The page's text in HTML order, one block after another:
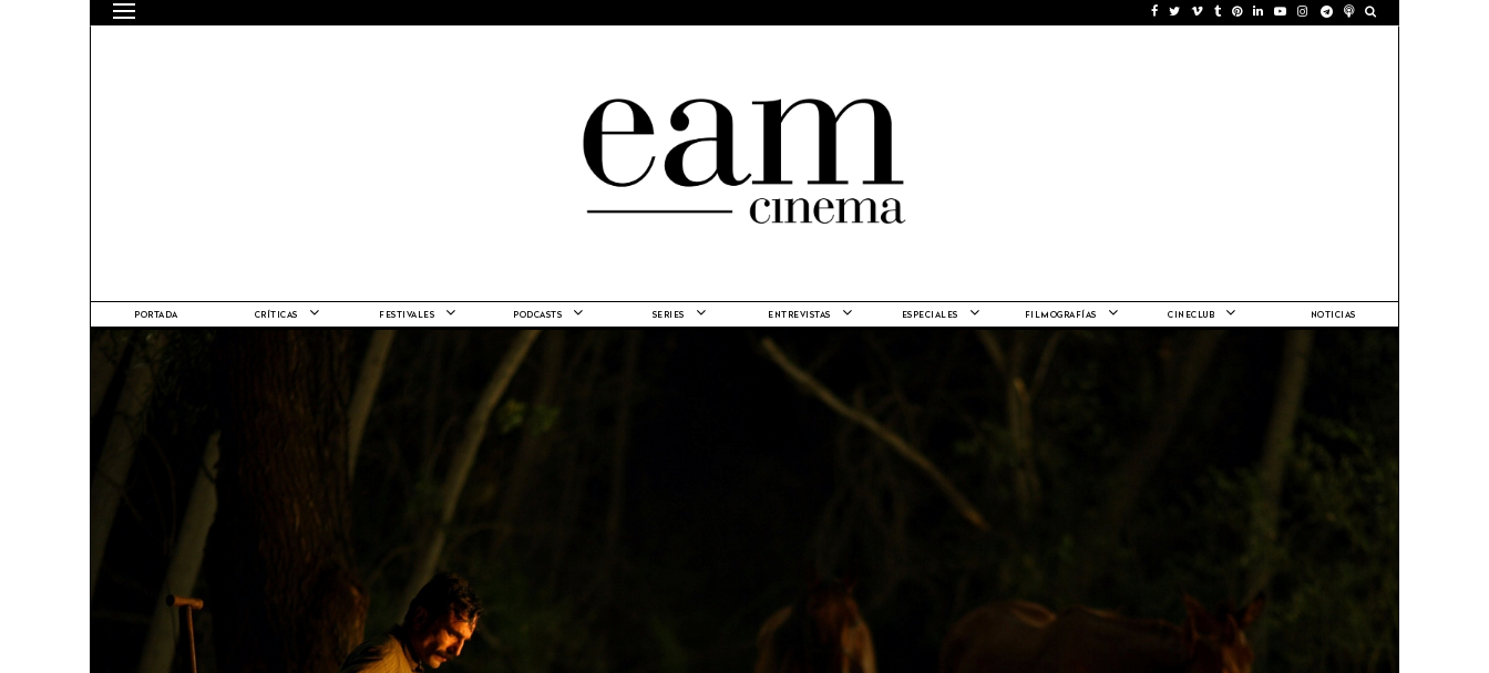
PORTADA CRÍTICAS FESTIVALES PODCASTS SERIES ENTREVISTAS ESPECIALES FILMOGRAFÍAS CINECLUB NOTICIAS